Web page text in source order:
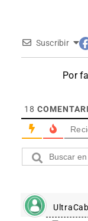
Suscribir
Por
18
UltraCab